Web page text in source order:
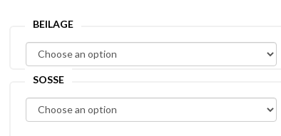
BEILAGE
SOSSE